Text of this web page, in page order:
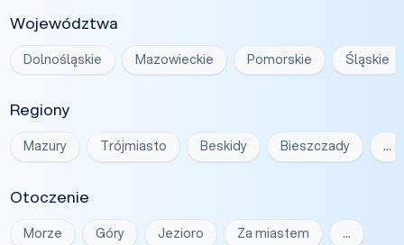
Województwa
Dolnośląskie Mazowieckie Pomorskie Śląskie
Regiony
Mazury Trójmiasto Beskidy Bieszczady …
Otoczenie
Morze Góry Jezioro Za miastem …